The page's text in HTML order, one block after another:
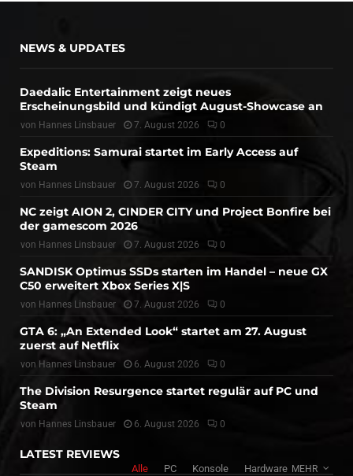
NEWS & UPDATES
Daedalic Entertainment zeigt neues
Erscheinungsbild und kündigt August-Showcase an
von Hannes Linsbauer 7. August 2026 0
Expeditions: Samurai startet im Early Access auf
Steam
von Hannes Linsbauer 7. August 2026 0
NC zeigt AION 2, CINDER CITY und Project Bonfire bei
der gamescom 2026
von Hannes Linsbauer 7. August 2026 0
SANDISK Optimus SSDs starten im Handel – neue GX
C50 erweitert Xbox Series X|S
von Hannes Linsbauer 7. August 2026 0
GTA 6: „An Extended Look“ startet am 27. August
zuerst auf Netflix
von Hannes Linsbauer 6. August 2026 0
The Division Resurgence startet regulär auf PC und
Steam
von Hannes Linsbauer 6. August 2026 0
LATEST REVIEWS
Alle PC Konsole Hardware MEHR